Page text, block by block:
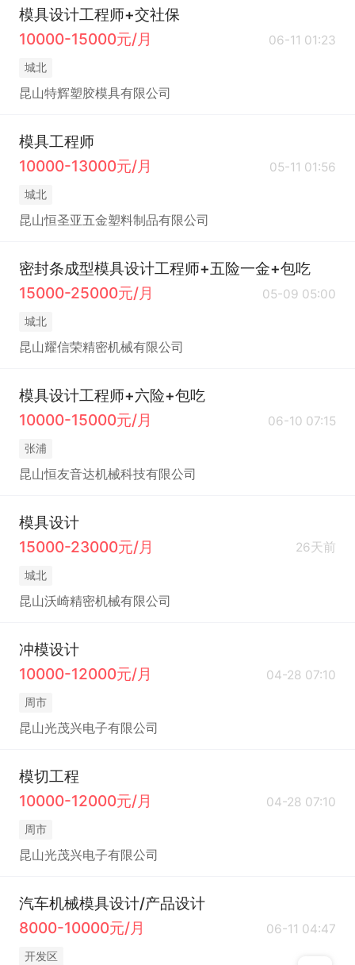
模具设计工程师+交社保
10000-15000元/月
06-11 01:23
城北
昆山特辉塑胶模具有限公司
模具工程师
10000-13000元/月
05-11 01:56
城北
昆山恒圣亚五金塑料制品有限公司
密封条成型模具设计工程师+五险一金+包吃
15000-25000元/月
05-09 05:00
城北
昆山耀信荣精密机械有限公司
模具设计工程师+六险+包吃
10000-15000元/月
06-10 07:15
张浦
昆山恒友音达机械科技有限公司
模具设计
15000-23000元/月
26天前
城北
昆山沃崎精密机械有限公司
冲模设计
10000-12000元/月
04-28 07:10
周市
昆山光茂兴电子有限公司
模切工程
10000-12000元/月
04-28 07:10
周市
昆山光茂兴电子有限公司
汽车机械模具设计/产品设计
8000-10000元/月
06-11 04:47
开发区